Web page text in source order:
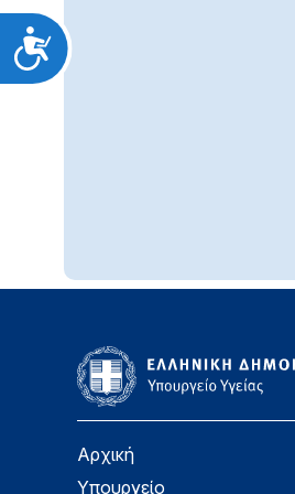
Προσιτότητα
Αρχική
Υπουργείο